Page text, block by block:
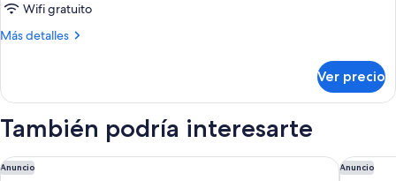
Wifi gratuito
Más detalles
Más
Ver precio
También podría interesarte
Anuncio
Motel 6 Oceanside, CA Marina / Camp Pendleton Anuncio